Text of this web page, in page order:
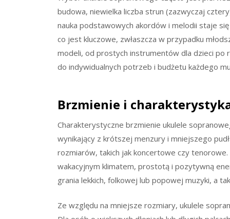
budowa, niewielka liczba strun (zazwyczaj
nauka podstawowych akordów i melodii staje
co jest kluczowe, zwłaszcza w przypadku
modeli, od prostych instrumentów dla dzieci po
do indywidualnych potrzeb i budżetu każdego
Brzmienie i
Charakterystyczne brzmienie ukulele
wynikający z krótszej menzury i mniejszego
rozmiarów, takich jak koncertowe czy
wakacyjnym klimatem, prostotą i pozytywną
grania lekkich, folkowej lub popowej muzyki, a
Ze względu na mniejsze rozmiary, ukulele